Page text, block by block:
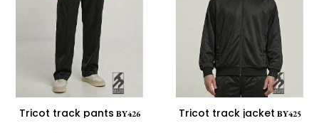
Tricot track pants BY426 Tricot track jacket BY425